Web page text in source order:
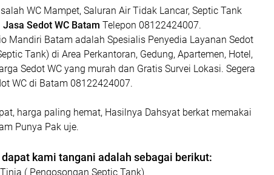
WC Mampet, Saluran Air Tidak Lancar, Septic Tank
Jasa Sedot WC Batam Telepon 08122424007.
Mandiri Batam adalah Spesialis Penyedia Layanan Sedot
Tank) di Area Perkantoran, Gedung, Apartemen, Hotel,
Sedot WC yang murah dan Gratis Survei Lokasi. Segera
WC di Batam 08122424007.
harga paling hemat, Hasilnya Dahsyat berkat memakai
Punya Pak uje.
dapat kami tangani adalah sebagai berikut:
( Pengosongan Septic Tank)